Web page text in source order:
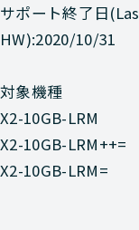
サポート終了日
HW):2020/10/31
対象機種
X2-10GB-LRM
X2-10GB-LRM++=
X2-10GB-LRM=